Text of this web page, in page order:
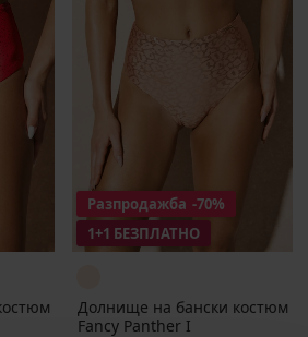
Разпродажба -70%
1+1 БЕЗПЛАТНО
Долнище на бански костюм
Fancy Panther I